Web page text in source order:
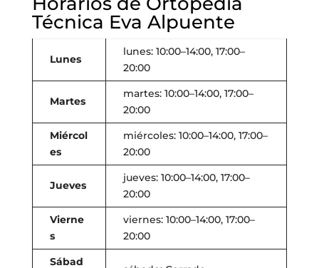
Técnica Eva Alpuente
Lunes
lunes: 10:00–14:00, 17:00–
20:00
Martes
martes: 10:00–14:00, 17:00–
20:00
Miércol
es
miércoles: 10:00–14:00, 17:00–
20:00
Jueves
jueves: 10:00–14:00, 17:00–
20:00
Vierne
s
viernes: 10:00–14:00, 17:00–
20:00
Sábad